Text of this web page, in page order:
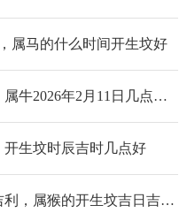
属马的什么时间开生坟好
2026年2月11日属牛开生坟吉时，属牛2026年2月11日几点开生坟好
开生坟时辰吉时几点好
属猴2026年2月21日开生坟几点吉利，属猴的开生坟吉日吉时查询